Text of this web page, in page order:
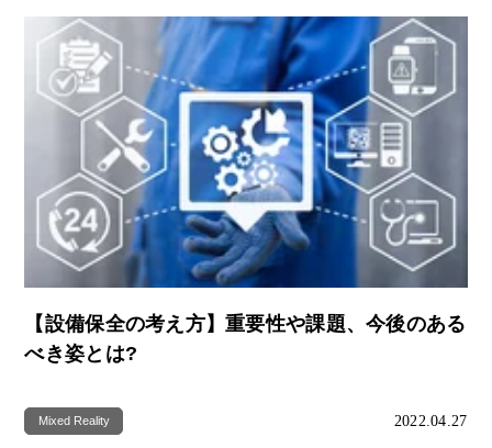
【設備保全の考え方】重要性や課題、今後のある
べき姿とは?
Mixed Reality 2022.04.27